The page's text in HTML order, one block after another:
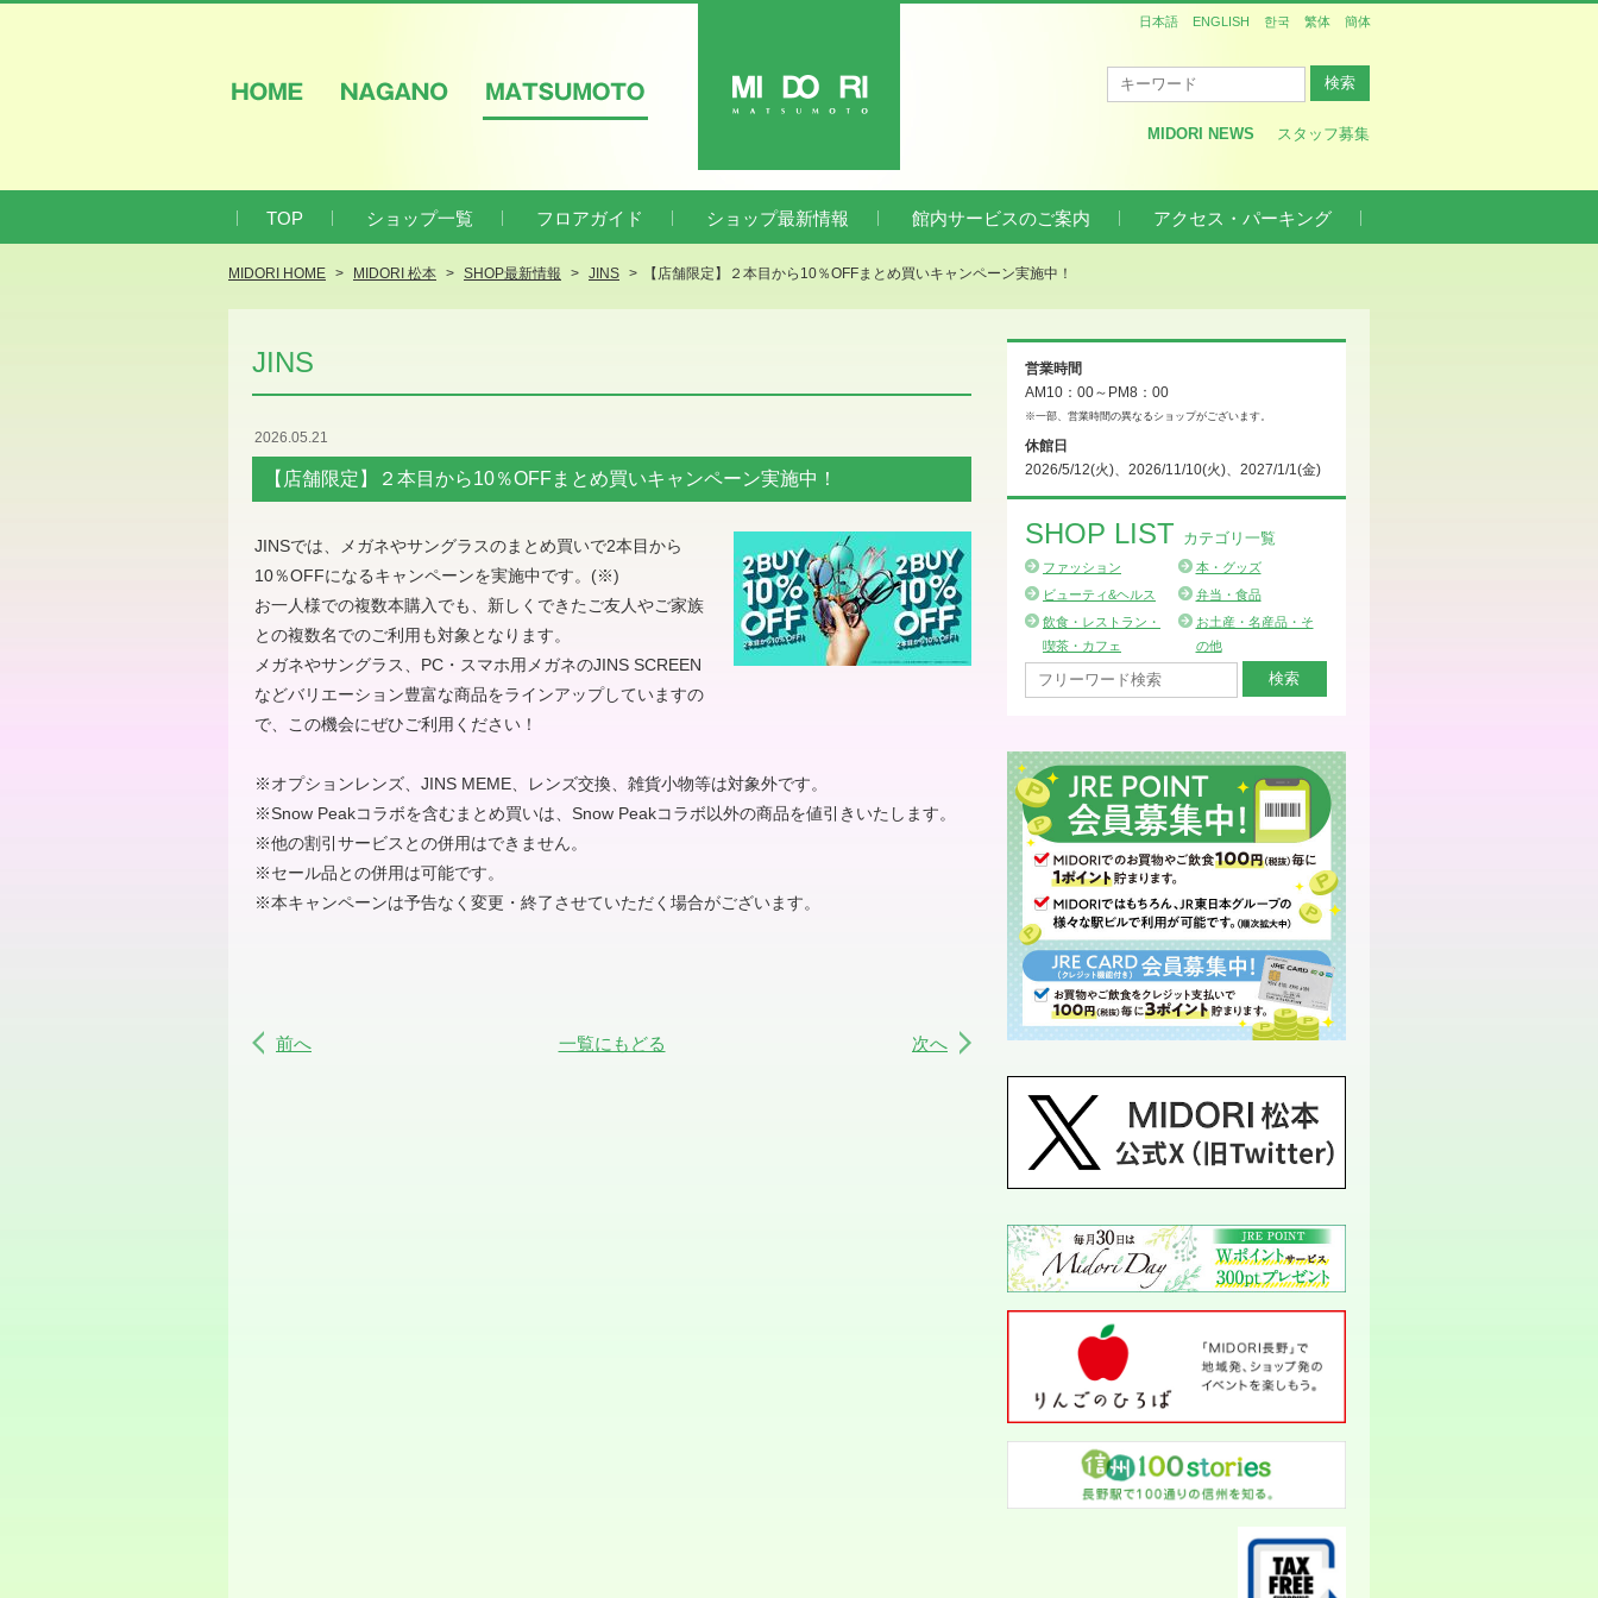
MIDORI NEWS
スタッフ募集
日本語 ENGLISH 한국 繁体 簡体
TOP ショップ一覧 フロアガイド ショップ最新情報 館内サービスのご案内 アクセス・パーキング
MIDORI HOME MIDORI 松本 SHOP最新情報 JINS 【店舗限定】２本目から10％OFFまとめ買いキャンペーン実施中！
JINS
2026.05.21
【店舗限定】２本目から10％OFFまとめ買いキャンペーン実施中！
JINSでは、メガネやサングラスのまとめ買いで2本目から
10％OFFになるキャンペーンを実施中です。(※)
お一人様での複数本購入でも、新しくできたご友人やご家族
との複数名でのご利用も対象となります。
メガネやサングラス、PC・スマホ用メガネのJINS SCREEN
などバリエーション豊富な商品をラインアップしていますの
で、この機会にぜひご利用ください！
※オプションレンズ、JINS MEME、レンズ交換、雑貨小物等は対象外です。
※Snow Peakコラボを含むまとめ買いは、Snow Peakコラボ以外の商品を値引きいたします。
※他の割引サービスとの併用はできません。
※セール品との併用は可能です。
※本キャンペーンは予告なく変更・終了させていただく場合がございます。
前へ 一覧にもどる 次へ
営業時間
AM10：00～PM8：00
※一部、営業時間の異なるショップがございます。
休館日
2026/5/12(火)、2026/11/10(火)、2027/1/1(金)
SHOP LIST カテゴリ一覧
ファッション
本・グッズ
ビューティ&ヘルス
弁当・食品
飲食・レストラン・
喫茶・カフェ
お土産・名産品・そ
の他